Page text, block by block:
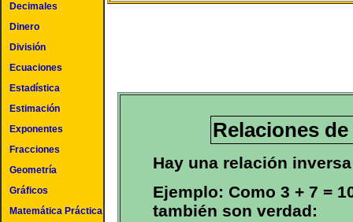
Decimales
Dinero
División
Ecuaciones
Estadística
Estimación
Exponentes
Fracciones
Geometría
Gráficos
Matemática Práctica
Relaciones
Hay una relación
Ejemplo: Como 3 + 7 =
también son verdad: